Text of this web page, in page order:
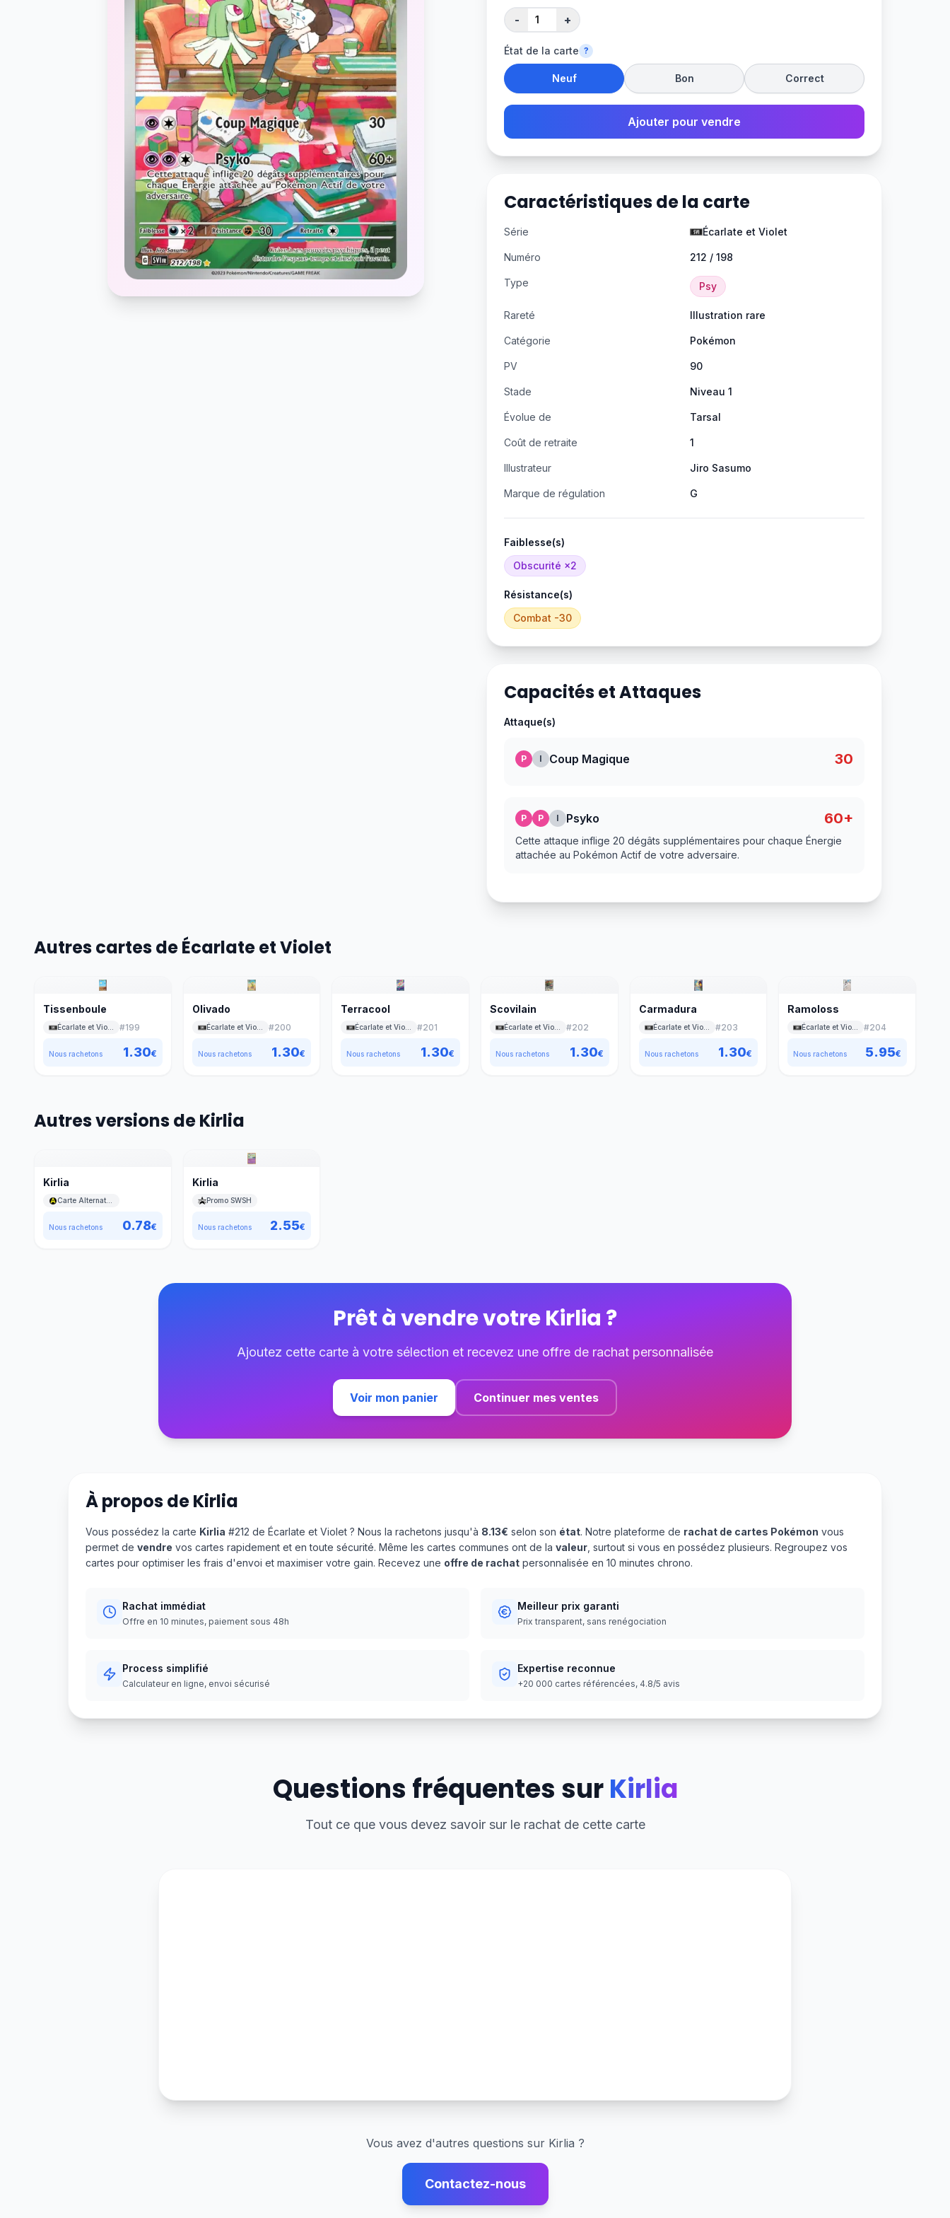
- +
État de la carte ?
Neuf Bon Correct
Ajouter pour vendre
Caractéristiques de la carte
Série Écarlate et Violet
Numéro 212 / 198
Type Psy
Rareté Illustration rare
Catégorie Pokémon
PV 90
Stade Niveau 1
Évolue de Tarsal
Coût de retraite 1
Illustrateur Jiro Sasumo
Marque de régulation G
Faiblesse(s)
Obscurité ×2
Résistance(s)
Combat -30
Capacités et Attaques
Attaque(s)
P I Coup Magique 30
P P I Psyko 60+
Cette attaque inflige 20 dégâts supplémentaires pour chaque Énergie
attachée au Pokémon Actif de votre adversaire.
Autres cartes de Écarlate et Violet
Tissenboule
#199
Nous rachetons 1.30€
Olivado
Écarlate et Violet #200
Nous rachetons 1.30€
Terracool
#201
Nous rachetons 1.30€
Scovilain
Écarlate et Violet #202
Nous rachetons 1.30€
Carmadura
Écarlate et Violet #203
Nous rachetons 1.30€
Ramoloss
#204
Nous rachetons 5.95€
Autres versions de Kirlia
Kirlia
Nous rachetons 0.78€
Kirlia
Promo SWSH
Nous rachetons 2.55€
Prêt à vendre votreKirlia ?
Ajoutez cette carte à votre sélection et recevez une offre de rachat personnalisée
Voir mon panier Continuer mes ventes
À propos deKirlia
Vous possédez la carte Kirlia #212 de Écarlate et Violet ? Nous la rachetons jusqu'à 8.13€ selon son état. Notre plateforme de rachat de cartes Pokémon vous
permet de vendre vos cartes rapidement et en toute sécurité. Même les cartes communes ont de la valeur , surtout si vous en possédez plusieurs. Regroupez vos
cartes pour optimiser les frais d'envoi et maximiser votre gain. Recevez une offre de rachat personnalisée en 10 minutes chrono.
Rachat immédiat
Offre en 10 minutes, paiement sous 48h
Meilleur prix garanti
Prix transparent, sans renégociation
Process simplifié
Calculateur en ligne, envoi sécurisé
Expertise reconnue
+20 000 cartes référencées, 4.8/5 avis
Questions fréquentes sur Kirlia
Tout ce que vous devez savoir sur le rachat de cette carte
Vous avez d'autres questions sur Kirlia ?
Contactez-nous